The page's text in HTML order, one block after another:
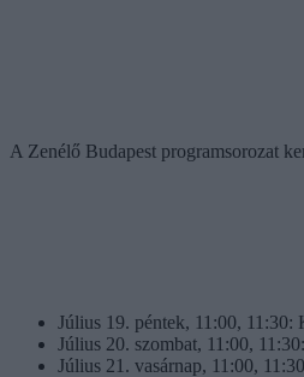
A Zenélő Budapest programsorozat
Július 19. péntek, 11:00, 11:30:
Július 20. szombat, 11:00,
Július 21. vasárnap, 11:00,